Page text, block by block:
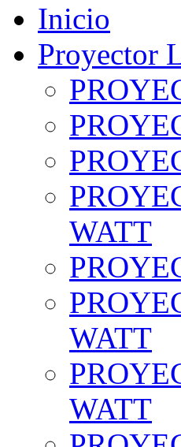
Inicio
Proyector
WATT
WATT
WATT